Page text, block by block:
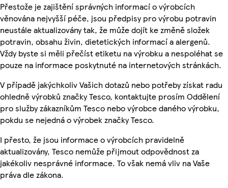
Přestože je zajištění správných informací o výrobcích
věnována nejvyšší péče, jsou předpisy pro výrobu potravin
neustále aktualizovány tak, že může dojít ke změně složek
potravin, obsahu živin, dietetických informací a alergenů.
Vždy byste si měli přečíst etiketu na výrobku a nespoléhat se
pouze na informace poskytnuté na internetových stránkách.
V případě jakýchkoliv Vašich dotazů nebo potřeby získat radu
ohledně výrobků značky Tesco, kontaktujte prosím Oddělení
pro služby zákazníkům Tesco nebo výrobce daného výrobku,
pokdu se nejedná o výrobek značky Tesco.
I přesto, že jsou informace o výrobcích pravidelně
aktualizovány, Tesco nemůže přijmout odpovědnost za
jakékoliv nesprávné informace. To však nemá vliv na Vaše
práva dle zákona.